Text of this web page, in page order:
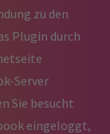
zu den
Plugin durch
Server
Sie besucht
eingeloggt,